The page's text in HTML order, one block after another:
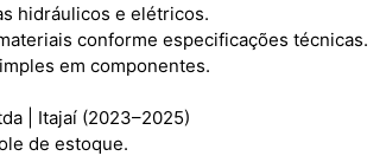
hidráulicos e elétricos.
conforme especificações técnicas.
em componentes.
| Itajaí (2023–2025)
de estoque.